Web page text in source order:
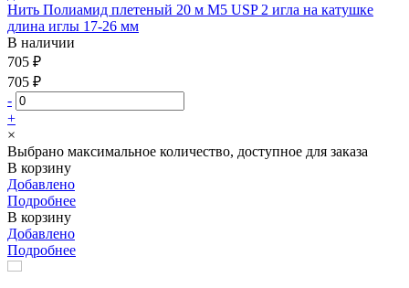
Нить Полиамид плетеный 20 м М5 USP 2 игла на катушке
длина иглы 17-26 мм
В наличии
705 ₽
705 ₽
-
+
×
Выбрано максимальное количество, доступное для заказа
В корзину
Добавлено
Подробнее
В корзину
Добавлено
Подробнее